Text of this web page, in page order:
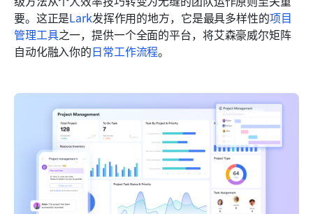
要。这正是Lark发挥作用的地方，它是最具多样性的项目
管理工具之一，提供一个全面的平台，将艾森豪威尔矩阵
自动化融入你的日常工作流程。